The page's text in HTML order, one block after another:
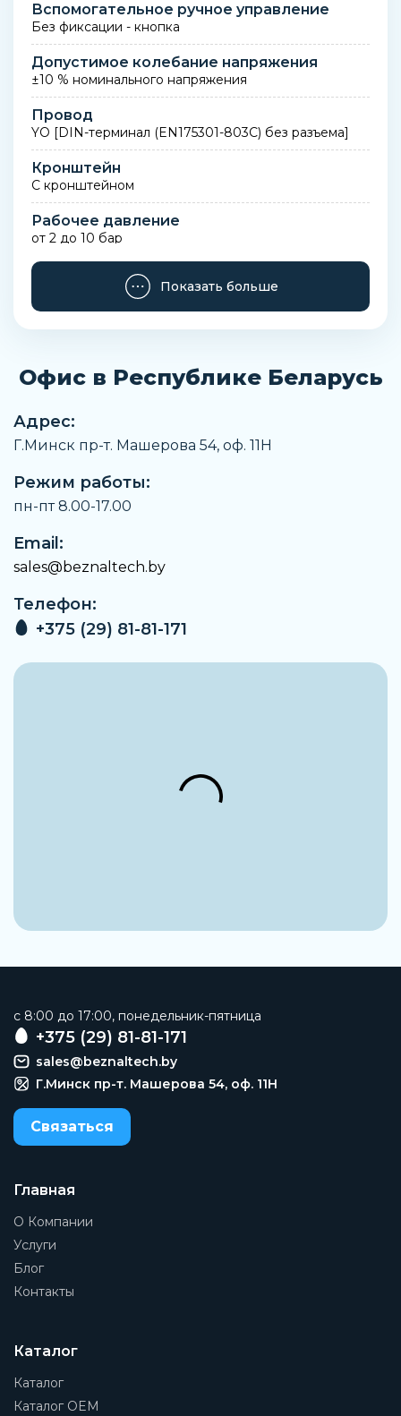
Вспомогательное ручное управление
Без фиксации - кнопка
Допустимое колебание напряжения
±10 % номинального напряжения
Провод
YO [DIN-терминал (EN175301-803C) без разъема]
Кронштейн
С кронштейном
Рабочее давление
от 2 до 10 бар
Максимальная рабочая частота
Направление потока
Положение при сборке
Вес
468 г
Замечания по материалу
Соответствует директиве RoHS
Температура рабочей среды
2 - Средняя стойкость к коррозии
Артикул
VP717KY-6YO1B
Наименование
Клапан сброса остаточного давления
Заказать
Показать больше
Офис в Республике Беларусь
Адрес:
Г.Минск пр-т. Машерова 54, оф. 11H
Режим работы:
пн-пт 8.00-17.00
Email:
sales@beznaltech.by
Телефон:
+375 (29) 81-81-171
c 8:00 до 17:00, понедельник-пятница
+375 (29) 81-81-171
sales@beznaltech.by
Г.Минск пр-т. Машерова 54, оф. 11H
Связаться
Главная
О Компании
Услуги
Блог
Контакты
Каталог
Каталог
Каталог OEM